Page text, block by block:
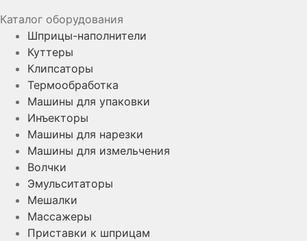
Каталог оборудования
Шприцы-наполнители
Куттеры
Клипсаторы
Термообработка
Машины для упаковки
Инъекторы
Машины для нарезки
Машины для измельчения
Волчки
Эмульситаторы
Мешалки
Массажеры
Приставки к шприцам